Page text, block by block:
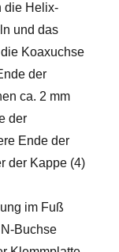
die Helix-
und das
Koaxuchse
der
ca. 2 mm
der
Ende der
der Kappe (4)
im Fuß
Buchse